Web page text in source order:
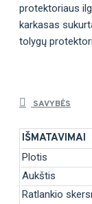
protektoriaus
karkasas
tolygų
SAVYBĖS
IŠMATAVIMAI
Plotis
Aukštis
Ratlankio